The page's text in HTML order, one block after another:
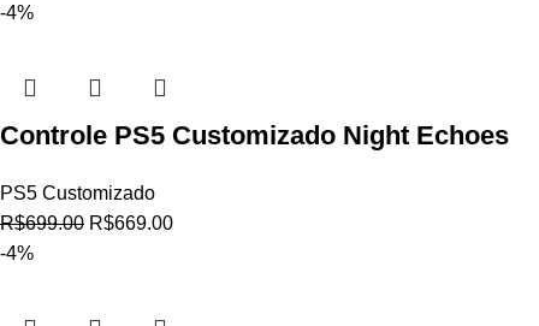
-4%
Controle PS5 Customizado Night Echoes
PS5 Customizado
R$699.00 R$669.00
-4%